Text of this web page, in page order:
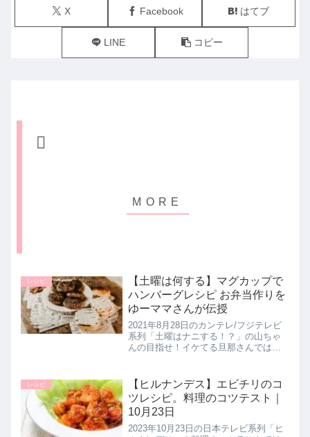
X Facebook はてブ
LINE コピー
レシピ
【土曜は何する】マグカップで
ハンバーグレシピ お弁当作りを
ゆーママさんが伝授
2021年8月28日のカンテレ/フジテレビ
系列「土曜はナニする！？」の山ちゃ
んの目指せ！イケてる旦那さんでは、
んが山ちゃんへお弁当に入れることが
できる【マグカップで時短ハン...
レシピ
【ヒルナンデス】エビチリのコ
ツレシピ。料理のコツテスト｜
10月23日
2023年10月23日の日本テレビ系列「ヒ